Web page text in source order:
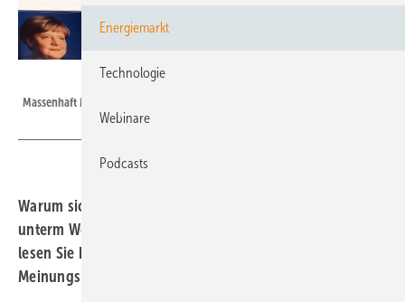
Massenhaft Merkel-Biografien für den Gabentisch…
Warum sich unsere Autorin über die Merkel-Biografien
unterm Weihnachtsbaum gewundert hat. Jeden Dienstag
lesen Sie künftig auf unserer Website einen
Meinungsbeitrag unserer Redaktion.
Energiemarkt
Technologie
Webinare
Podcasts